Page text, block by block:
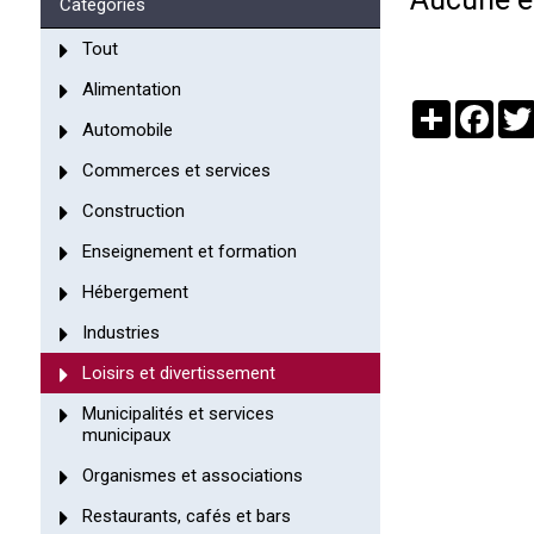
Catégories
Tout
Alimentation
Automobile
Commerces et services
Construction
Enseignement et formation
Hébergement
Industries
Loisirs et divertissement
Municipalités et services
municipaux
Organismes et associations
Restaurants, cafés et bars
Partager